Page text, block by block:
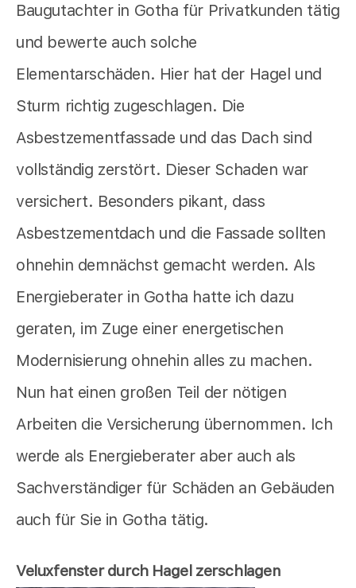
Baugutachter in Gotha für Privatkunden tätig
und bewerte auch solche
Elementarschäden. Hier hat der Hagel und
Sturm richtig zugeschlagen. Die
Asbestzementfassade und das Dach sind
vollständig zerstört. Dieser Schaden war
versichert. Besonders pikant, dass
Asbestzementdach und die Fassade sollten
ohnehin demnächst gemacht werden. Als
Energieberater in Gotha hatte ich dazu
geraten, im Zuge einer energetischen
Modernisierung ohnehin alles zu machen.
Nun hat einen großen Teil der nötigen
Arbeiten die Versicherung übernommen. Ich
werde als Energieberater aber auch als
Sachverständiger für Schäden an Gebäuden
auch für Sie in Gotha tätig.
Veluxfenster durch Hagel zerschlagen